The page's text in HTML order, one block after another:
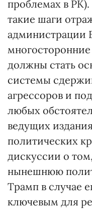
проблемах в
такие шаги
администрации
должны стать
системы
агрессоров и
любых
ведущих
политических
дискуссии о
нынешнюю
Трамп в случае
ключевым для